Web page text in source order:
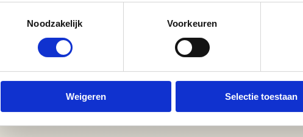
Noodzakelijk
Voorkeuren
Weigeren Selectie toestaan
This way, you maintain a healthy
smile.